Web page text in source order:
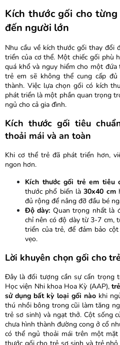
Kích thước gối cho
đến người lớn
Nhu cầu về kích thước gối thay đổi
triển của cơ thể. Một chiếc gối phù
quá khổ và nguy hiểm cho một đứa
trẻ em sẽ không thể cung cấp
thành. Việc lựa chọn gối có kích
phát triển là một phần quan trọng
ngủ cho cả gia đình.
Kích thước gối tiêu
thoải mái và an toàn
Khi cơ thể trẻ đã phát triển hơn,
ngon hơn.
Kích thước gối trẻ em tiêu
thước phổ biến là30x40 cm
đủ rộng để nâng đỡ đầu bé
Độ dày: Quan trọng nhất là
chỉ nên có độ dày từ 3-7 cm,
triển của trẻ, để đảm bảo
vẹo.
Lời khuyên chọn gối cho
Đây là đối tượng cần sự cẩn trọng
Học viện Nhi khoa Hoa Kỳ (AAP),
sử dụng bất kỳ loại gối nàokhi
thú nhồi bông trong cũi làm tăng
trẻ sơ sinh) và ngạt thở. Cột sống
chưa hình thành đường cong ở cổ
có thể ngủ thoải mái trên một